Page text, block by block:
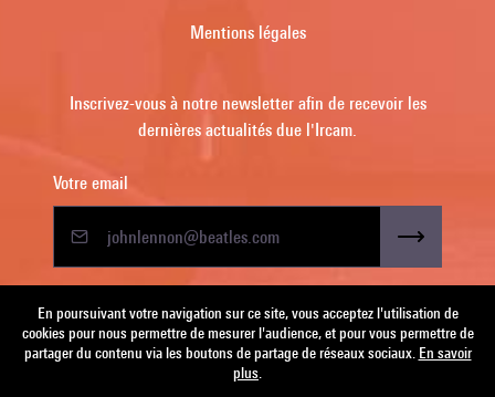
Mentions légales
Inscrivez-vous à notre newsletter afin de recevoir les
dernières actualités due l'Ircam.
Votre email
En poursuivant votre navigation sur ce site, vous acceptez l'utilisation de
cookies pour nous permettre de mesurer l'audience, et pour vous permettre de
partager du contenu via les boutons de partage de réseaux sociaux. En savoir
plus